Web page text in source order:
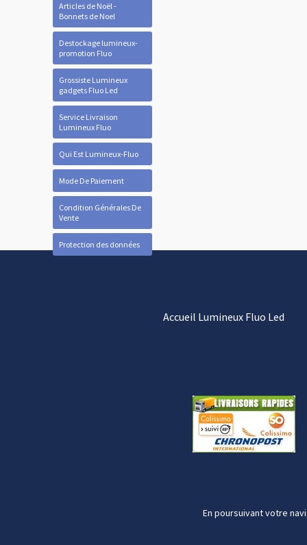
Articles de Noël -
Bonnets de Noel
Destockage lumineux-
promotion Fluo
Grossiste Lumineux
gadgets Fluo Led
Service Livraison
Lumineux Fluo
Qui Est Lumineux-Fluo
Mode De Paiement
Condition Générales De
Vente
Protection des données
Accueil Lumineux Fluo Led
En poursuivant votre